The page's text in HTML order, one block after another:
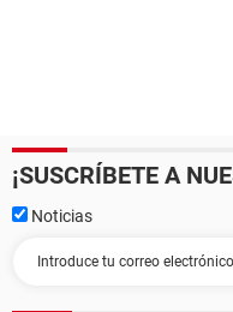
¡SUSCRÍBETE A
Noticias